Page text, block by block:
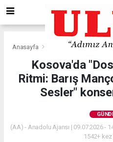
Anasayfa Gündem
Kosova'da
Ritmi: Barış
Sesler"
(AA) - Anadolu Ajansı | 09.07.2026 -
1542+ kez